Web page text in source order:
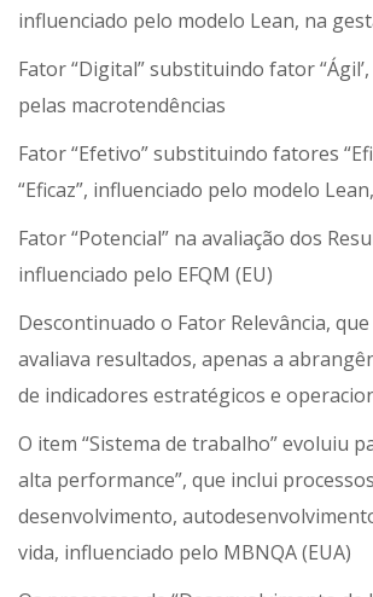
influenciado pelo modelo Lean, na
Fator “Digital” substituindo fator
pelas macrotendências
Fator “Efetivo” substituindo fatores
“Eficaz”, influenciado pelo modelo
Fator “Potencial” na avaliação dos
influenciado pelo EFQM (EU)
Descontinuado o Fator Relevância,
avaliava resultados, apenas a
de indicadores estratégicos e
O item “Sistema de trabalho” evoluiu
alta performance”, que inclui
desenvolvimento,
vida, influenciado pelo MBNQA (EUA)